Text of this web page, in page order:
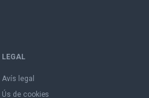
LEGAL
Avís legal
Ús de cookies